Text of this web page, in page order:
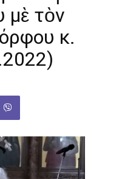
μὲ τὸν
κ.